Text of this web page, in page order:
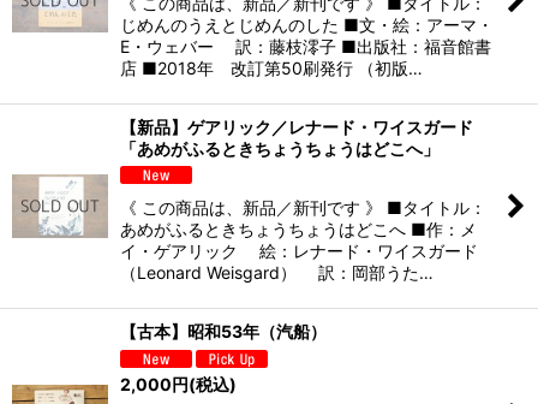
じめんのうえとじめんのした ■文・絵：アーマ・
E・ウェバー 訳：藤枝澪子 ■出版社：福音館書
店 ■2018年 改訂第50刷発行 （初版…
【新品】ゲアリック／レナード・ワイスガード
「あめがふるときちょうちょうはどこへ」
《 この商品は、新品／新刊です 》 ■タイトル：
あめがふるときちょうちょうはどこへ ■作：メ
イ・ゲアリック 絵：レナード・ワイスガード
（Leonard Weisgard） 訳：岡部うた…
【古本】昭和53年（汽船）
2,000円(税込)